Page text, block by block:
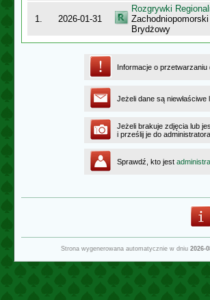
1. 2026-01-31
Rozgrywki
Brydżowy
Informacje o
Jeżeli dane są niewłaściwe
Jeżeli brakuje zdjęcia lub
i prześlij je do
Sprawdź, kto jest
Strona wygenerowana automatycznie w dniu 2026-